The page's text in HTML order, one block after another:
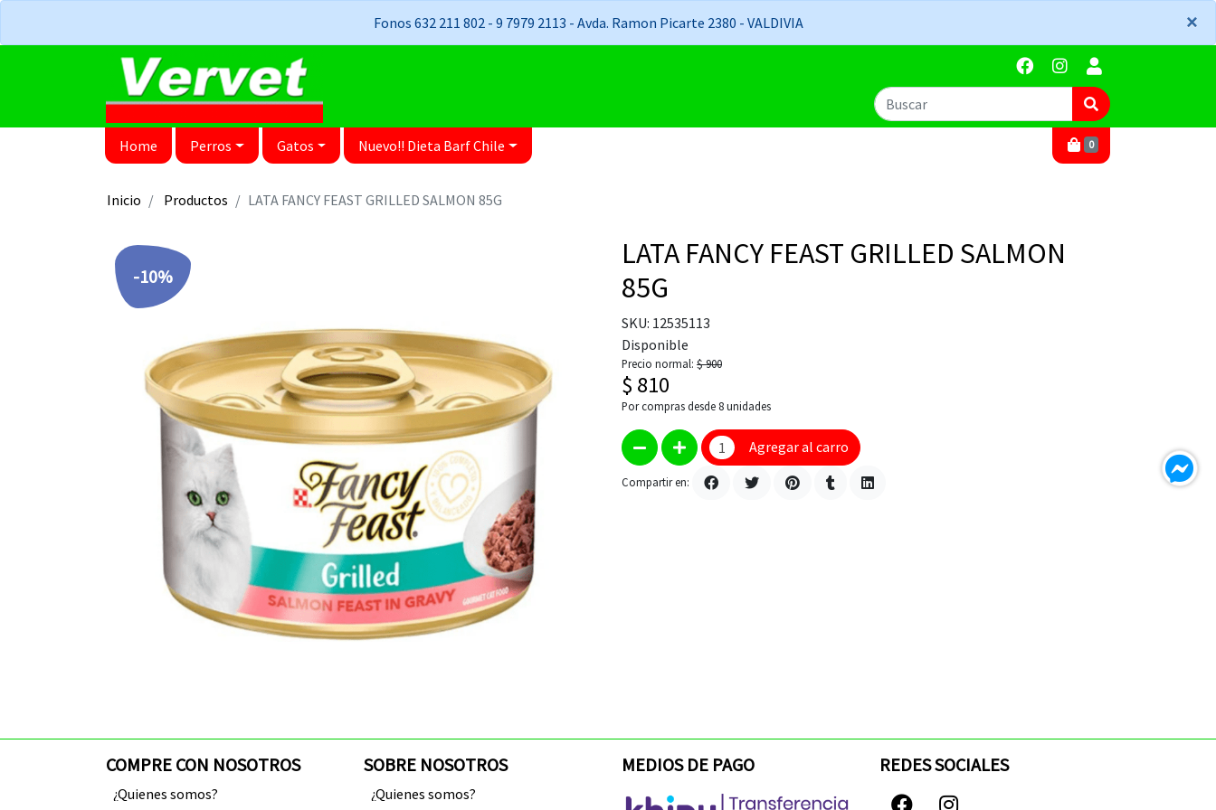
Fonos 632 211 802 - 9 7979 2113 - Avda. Ramon Picarte 2380 - VALDIVIA ×
×
Home Perros Gatos Nuevo!! Dieta Barf Chile 0
Inicio Productos LATA FANCY FEAST GRILLED SALMON 85G
-10%
LATA FANCY FEAST GRILLED SALMON
85G
SKU: 12535113
Disponible
Precio normal: $ 900
$ 810
Por compras desde 8unidades
Agregar al carro
Compartir en:
COMPRE CON NOSOTROS
¿Quienes somos?
SOBRE NOSOTROS
¿Quienes somos?
MEDIOS DE PAGO REDES SOCIALES